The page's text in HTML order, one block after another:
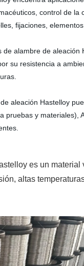
control de
fijaciones,
de alambre de
su resistencia a
aleación Hastelloy
pruebas y
es un
altas